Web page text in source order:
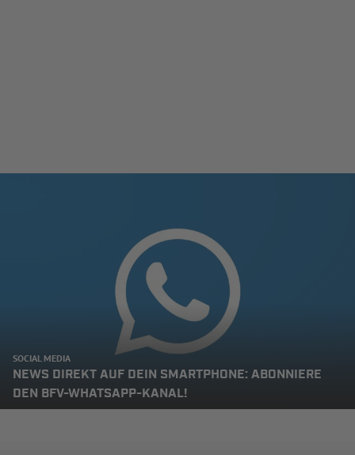
SOCIAL MEDIA
NEWS DIREKT AUF DEIN SMARTPHONE: ABONNIERE
DEN BFV-WHATSAPP-KANAL!